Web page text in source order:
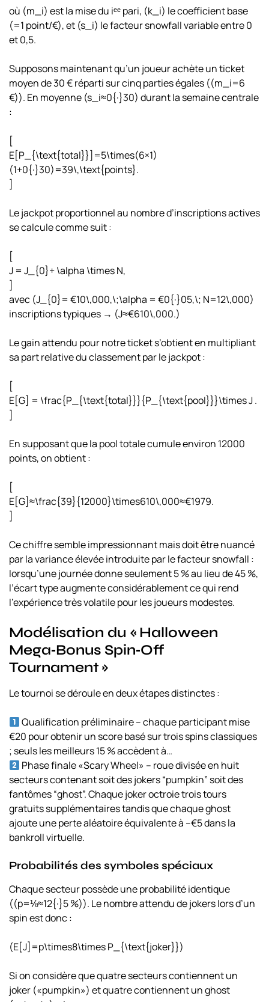
où (m_i) est la mise du iᵉᵉ pari, (k_i) le coefficient base
(=1 point/€), et (s_i) le facteur snowfall variable entre 0
et 0,5.
Supposons maintenant qu’un joueur achète un ticket
moyen de 30 € réparti sur cinq parties égales ((m_i=6
€)). En moyenne (s_i≈0{·}30) durant la semaine centrale
:
[
E[P_{\text{total}}]=5\times(6×1)
(1+0{·}30)=39\,\text{points}.
]
Le jackpot proportionnel au nombre d’inscriptions actives
se calcule comme suit :
[
J = J_{0}+ \alpha \times N,
]
avec (J_{0}= €10\,000,\;\alpha = €0{·}05,\; N=12\,000)
inscriptions typiques → (J≈€610\,000.)
Le gain attendu pour notre ticket s’obtient en multipliant
sa part relative du classement par le jackpot :
[
E[G] = \frac{P_{\text{total}}}{P_{\text{pool}}}\times J .
]
En supposant que la pool totale cumule environ 12000
points, on obtient :
[
E[G]≈\frac{39}{12000}\times610\,000≈€1979.
]
Ce chiffre semble impressionnant mais doit être nuancé
par la variance élevée introduite par le facteur snowfall :
lorsqu’une journée donne seulement 5 % au lieu de 45 %,
l’écart type augmente considérablement ce qui rend
l’expérience très volatile pour les joueurs modestes.
Modélisation du « Halloween
Mega‑Bonus Spin‑Off
Tournament »
Le tournoi se déroule en deux étapes distinctes :
Qualification préliminaire – chaque participant mise
€20 pour obtenir un score basé sur trois spins classiques
; seuls les meilleurs 15 % accèdent à…
Phase finale «Scary Wheel» – roue divisée en huit
secteurs contenant soit des jokers “pumpkin” soit des
fantômes “ghost”. Chaque joker octroie trois tours
gratuits supplémentaires tandis que chaque ghost
ajoute une perte aléatoire équivalente à –€5 dans la
bankroll virtuelle.
Probabilités des symboles spéciaux
Chaque secteur possède une probabilité identique
((p=⅛≈12{·}5 %)). Le nombre attendu de jokers lors d’un
spin est donc :
(E[J]=p\times8\times P_{\text{joker}})
Si on considère que quatre secteurs contiennent un
joker («pumpkin») et quatre contiennent un ghost